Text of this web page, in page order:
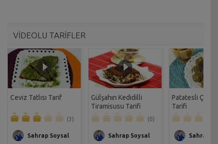
VİDEOLU TARİFLER
Ceviz Tatlısı Tarif
(3)
Sahrap Soysal
Gülşahın Kedidilli
Tiramisusu Tarifi
(0)
Sahrap Soysal
Patatesli Çıtır
Tarifi
Sahrap